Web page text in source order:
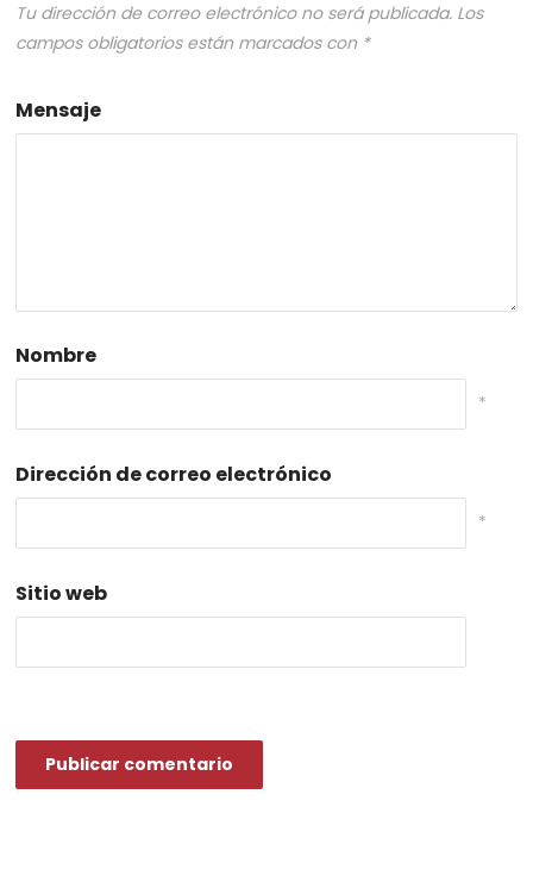
Tu dirección de correo electrónico no será publicada. Los
campos obligatorios están marcados con *
Mensaje
Nombre
*
Dirección de correo electrónico
*
Sitio web